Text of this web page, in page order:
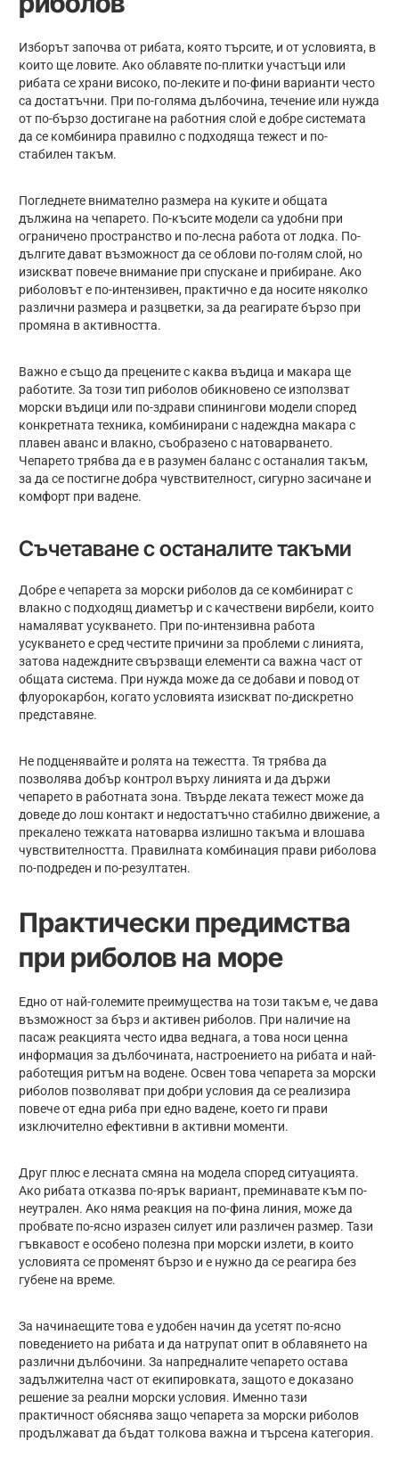
Изборът започва от рибата, която търсите, и от условията, в
които ще ловите. Ако облавяте по-плитки участъци или
рибата се храни високо, по-леките и по-фини варианти често
са достатъчни. При по-голяма дълбочина, течение или нужда
от по-бързо достигане на работния слой е добре системата
да се комбинира правилно с подходяща тежест и по-
стабилен такъм.
Погледнете внимателно размера на куките и общата
дължина на чепарето. По-късите модели са удобни при
ограничено пространство и по-лесна работа от лодка. По-
дългите дават възможност да се облови по-голям слой, но
изискват повече внимание при спускане и прибиране. Ако
риболовът е по-интензивен, практично е да носите няколко
различни размера и разцветки, за да реагирате бързо при
промяна в активността.
Важно е също да прецените с каква въдица и макара ще
работите. За този тип риболов обикновено се използват
морски въдици или по-здрави спинингови модели според
конкретната техника, комбинирани с надеждна макара с
плавен аванс и влакно, съобразено с натоварването.
Чепарето трябва да е в разумен баланс с останалия такъм,
за да се постигне добра чувствителност, сигурно засичане и
комфорт при вадене.
Съчетаване с останалите такъми
Добре е чепарета за морски риболов да се комбинират с
влакно с подходящ диаметър и с качествени вирбели, които
намаляват усукването. При по-интензивна работа
усукването е сред честите причини за проблеми с линията,
затова надеждните свързващи елементи са важна част от
общата система. При нужда може да се добави и повод от
флуорокарбон, когато условията изискват по-дискретно
представяне.
Не подценявайте и ролята на тежестта. Тя трябва да
позволява добър контрол върху линията и да държи
чепарето в работната зона. Твърде леката тежест може да
доведе до лош контакт и недостатъчно стабилно движение, а
прекалено тежката натоварва излишно такъма и влошава
чувствителността. Правилната комбинация прави риболова
по-подреден и по-резултатен.
Практически предимства
при риболов на море
Едно от най-големите преимущества на този такъм е, че дава
възможност за бърз и активен риболов. При наличие на
пасаж реакцията често идва веднага, а това носи ценна
информация за дълбочината, настроението на рибата и най-
работещия ритъм на водене. Освен това чепарета за морски
риболов позволяват при добри условия да се реализира
повече от една риба при едно вадене, което ги прави
изключително ефективни в активни моменти.
Друг плюс е лесната смяна на модела според ситуацията.
Ако рибата отказва по-ярък вариант, преминавате към по-
неутрален. Ако няма реакция на по-фина линия, може да
пробвате по-ясно изразен силует или различен размер. Тази
гъвкавост е особено полезна при морски излети, в които
условията се променят бързо и е нужно да се реагира без
губене на време.
За начинаещите това е удобен начин да усетят по-ясно
поведението на рибата и да натрупат опит в облавянето на
различни дълбочини. За напредналите чепарето остава
задължителна част от екипировката, защото е доказано
решение за реални морски условия. Именно тази
практичност обяснява защо чепарета за морски риболов
продължават да бъдат толкова важна и търсена категория.